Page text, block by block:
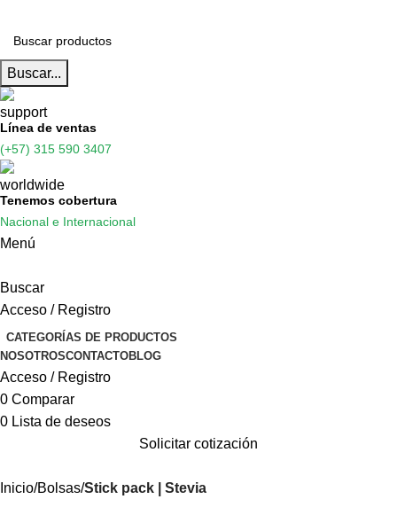
Buscar...
Línea de ventas
(+57) 315 590 3407
Tenemos cobertura
Nacional e Internacional
Menú
Buscar
Acceso / Registro
CATEGORÍAS DE PRODUCTOS
NOSOTROSCONTACTOBLOG
Acceso / Registro
0 Comparar
0 Lista de deseos
Solicitar cotización
Inicio Bolsas Stick pack | Stevia